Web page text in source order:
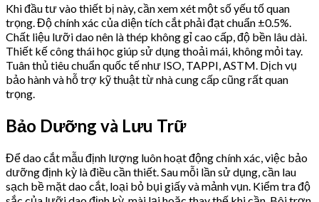
Khi đầu tư vào thiết bị này, cần xem xét một số yếu tố quan
trọng. Độ chính xác của diện tích cắt phải đạt chuẩn ±0.5%.
Chất liệu lưỡi dao nên là thép không gỉ cao cấp, độ bền lâu dài.
Thiết kế công thái học giúp sử dụng thoải mái, không mỏi tay.
Tuân thủ tiêu chuẩn quốc tế như ISO, TAPPI, ASTM. Dịch vụ
bảo hành và hỗ trợ kỹ thuật từ nhà cung cấp cũng rất quan
trọng.
Bảo Dưỡng và Lưu Trữ
Để dao cắt mẫu định lượng luôn hoạt động chính xác, việc bảo
dưỡng định kỳ là điều cần thiết. Sau mỗi lần sử dụng, cần lau
sạch bề mặt dao cắt, loại bỏ bụi giấy và mảnh vụn. Kiểm tra độ